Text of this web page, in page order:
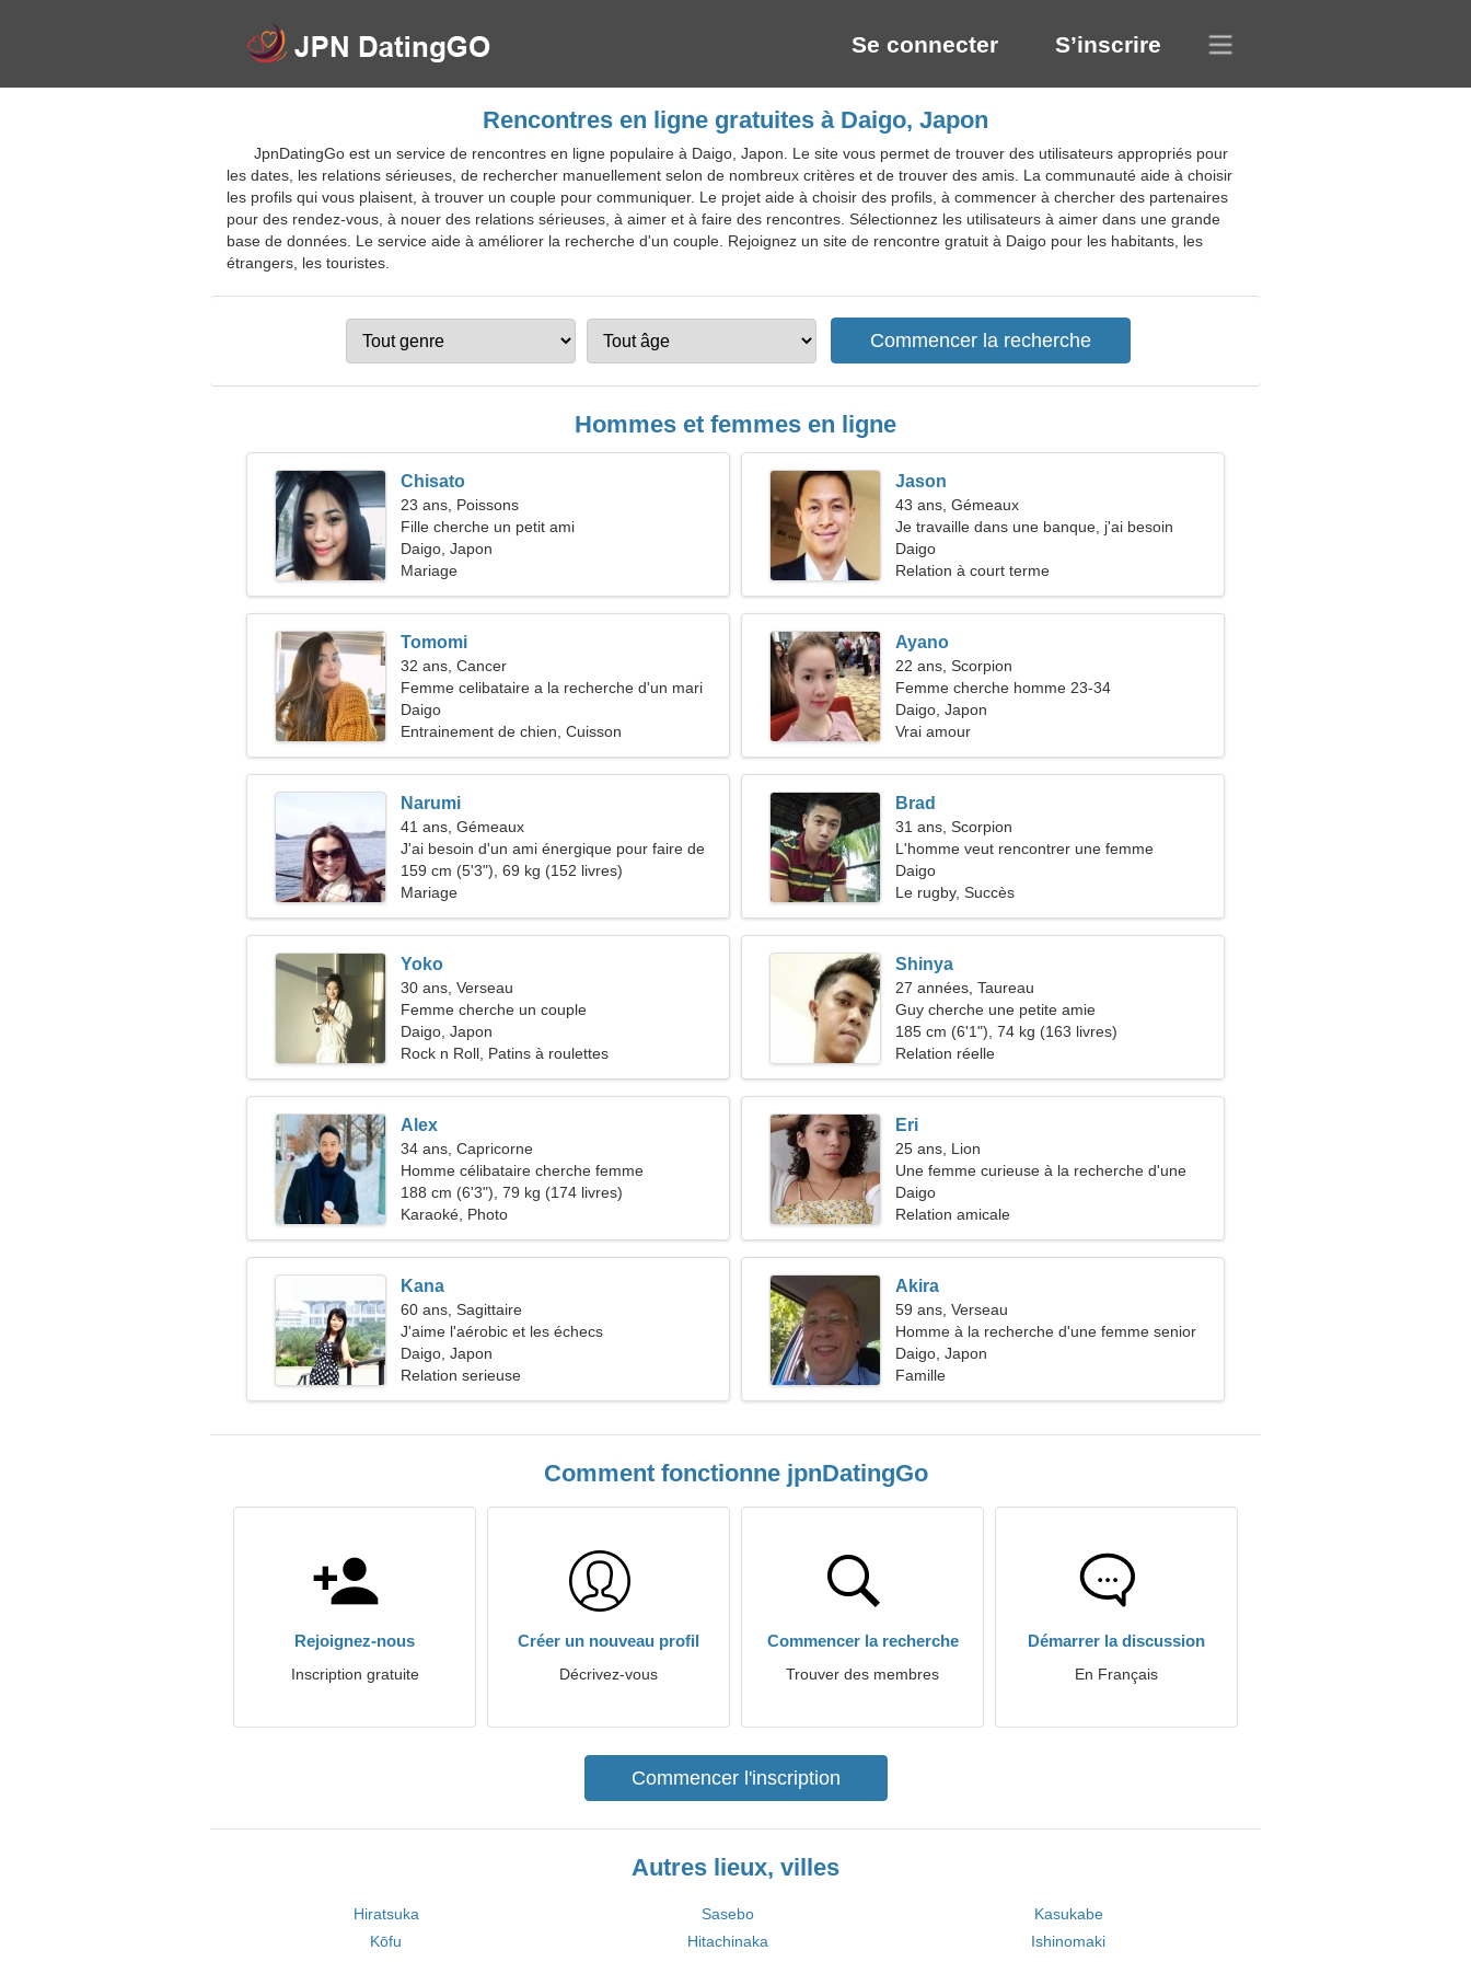
Se connecter S’inscrire
Rencontres en ligne gratuites à Daigo, Japon
JpnDatingGo est un service de rencontres en ligne populaire à Daigo, Japon. Le site vous permet de trouver des utilisateurs appropriés pour
les dates, les relations sérieuses, de rechercher manuellement selon de nombreux critères et de trouver des amis. La communauté aide à choisir
les profils qui vous plaisent, à trouver un couple pour communiquer. Le projet aide à choisir des profils, à commencer à chercher des partenaires
pour des rendez-vous, à nouer des relations sérieuses, à aimer et à faire des rencontres. Sélectionnez les utilisateurs à aimer dans une grande
base de données. Le service aide à améliorer la recherche d'un couple. Rejoignez un site de rencontre gratuit à Daigo pour les habitants, les
étrangers, les touristes.
Hommes et femmes en ligne
Chisato
23 ans, Poissons
Fille cherche un petit ami
Daigo, Japon
Mariage
Jason
43 ans, Gémeaux
Je travaille dans une banque, j'ai besoin
d'une femme gracieuse
Daigo
Relation à court terme
Tomomi
32 ans, Cancer
Femme celibataire a la recherche d'un mari
36-42
Daigo
Entrainement de chien, Cuisson
Ayano
22 ans, Scorpion
Femme cherche homme 23-34
Daigo, Japon
Vrai amour
Narumi
41 ans, Gémeaux
J'ai besoin d'un ami énergique pour faire de
la randonnée ensemble
159 cm (5'3"), 69 kg (152 livres)
Mariage
Brad
31 ans, Scorpion
L'homme veut rencontrer une femme
Daigo
Le rugby, Succès
Yoko
30 ans, Verseau
Femme cherche un couple
Daigo, Japon
Rock n Roll, Patins à roulettes
Shinya
27 années, Taureau
Guy cherche une petite amie
185 cm (6'1"), 74 kg (163 livres)
Relation réelle
Alex
34 ans, Capricorne
Homme célibataire cherche femme
188 cm (6'3"), 79 kg (174 livres)
Karaoké, Photo
Eri
25 ans, Lion
Une femme curieuse à la recherche d'une
relation
Daigo
Relation amicale
Kana
60 ans, Sagittaire
J'aime l'aérobic et les échecs
Daigo, Japon
Relation serieuse
Akira
59 ans, Verseau
Homme à la recherche d'une femme senior
Daigo, Japon
Famille
Comment fonctionne jpnDatingGo
Rejoignez-nous
Inscription gratuite
Créer un nouveau profil
Décrivez-vous
Commencer la recherche
Trouver des membres
Démarrer la discussion
En Français
Commencer l'inscription
Autres lieux, villes
Hiratsuka Sasebo
Kasukabe
Kōfu
Hitachinaka
Ishinomaki